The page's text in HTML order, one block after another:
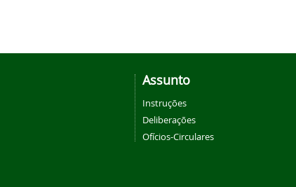
Assunto
Instruções
Deliberações
Ofícios-Circulares